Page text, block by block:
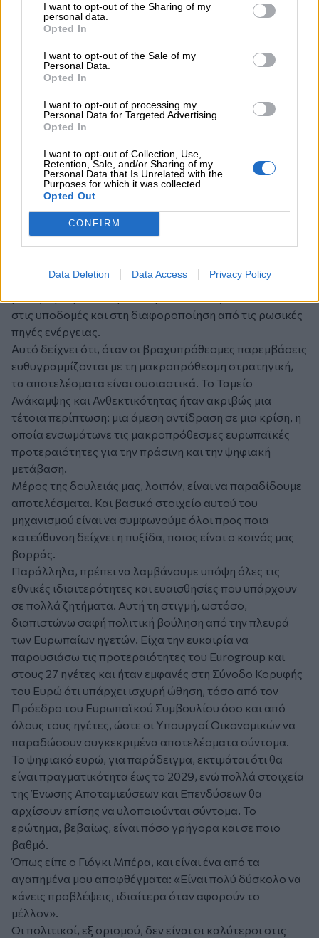
I want to opt-out of the Sharing of my
personal data.
Opted In
I want to opt-out of the Sale of my
Personal Data.
Opted In
I want to opt-out of processing my
Personal Data for Targeted Advertising.
Opted In
I want to opt-out of Collection, Use,
Retention, Sale, and/or Sharing of my
Personal Data that Is Unrelated with the
Purposes for which it was collected.
Opted Out
CONFIRM
Data Deletion Data Access Privacy Policy
επιτύχει άλλες χώρες σε διαφορετικούς τομείς.
Γενικότερα, παραμένω αισιόδοξος. Δεν θα ήθελα να
δουλειάς μου είναι να φέρνω αποτελέσματα και όχι να
περιγράφω απλώς πώς αυτά ενδέχεται να επιτευχθούν.
μπορούμε να ευθυγραμμίσουμε τις βραχυπρόθεσμες
αντιδράσεις μας στις πολλαπλές κρίσεις που
προτεραιότητες.
Για να είμαι ειλικρινής, τον τελευταίο χρόνο
παρουσιάσαμε μια ανάλυση για την
αποτελεσματικότητα των μέτρων που λάβαμε το 2022
στον τομέα της ενέργειας, με μεικτά συμπεράσματα.
Ωστόσο, ένα από τα βασικά ευρήματα ήταν ότι ο
12% μικρότερος εξαιτίας των μέτρων που έχει λάβει στο
μεταξύ η Ευρωπαϊκή Ένωση: επενδύσεις στα δίκτυα,
στις υποδομές και στη διαφοροποίηση από τις ρωσικές
πηγές ενέργειας.
Αυτό δείχνει ότι, όταν οι βραχυπρόθεσμες παρεμβάσεις
ευθυγραμμίζονται με τη μακροπρόθεσμη στρατηγική,
τα αποτελέσματα είναι ουσιαστικά. Το Ταμείο
Ανάκαμψης και Ανθεκτικότητας ήταν ακριβώς μια
τέτοια περίπτωση: μια άμεση αντίδραση σε μια κρίση, η
οποία ενσωμάτωνε τις μακροπρόθεσμες ευρωπαϊκές
προτεραιότητες για την πράσινη και την ψηφιακή
μετάβαση.
Μέρος της δουλειάς μας, λοιπόν, είναι να παραδίδουμε
αποτελέσματα. Και βασικό στοιχείο αυτού του
μηχανισμού είναι να συμφωνούμε όλοι προς ποια
κατεύθυνση δείχνει η πυξίδα, ποιος είναι ο κοινός μας
βορράς.
Παράλληλα, πρέπει να λαμβάνουμε υπόψη όλες τις
εθνικές ιδιαιτερότητες και ευαισθησίες που υπάρχουν
σε πολλά ζητήματα. Αυτή τη στιγμή, ωστόσο,
διαπιστώνω σαφή πολιτική βούληση από την πλευρά
των Ευρωπαίων ηγετών. Είχα την ευκαιρία να
παρουσιάσω τις προτεραιότητες του Eurogroup και
στους 27 ηγέτες και ήταν εμφανές στη Σύνοδο Κορυφής
του Ευρώ ότι υπάρχει ισχυρή ώθηση, τόσο από τον
Πρόεδρο του Ευρωπαϊκού Συμβουλίου όσο και από
όλους τους ηγέτες, ώστε οι Υπουργοί Οικονομικών να
παραδώσουν συγκεκριμένα αποτελέσματα σύντομα.
Το ψηφιακό ευρώ, για παράδειγμα, εκτιμάται ότι θα
είναι πραγματικότητα έως το 2029, ενώ πολλά στοιχεία
της Ένωσης Αποταμιεύσεων και Επενδύσεων θα
αρχίσουν επίσης να υλοποιούνται σύντομα. Το
ερώτημα, βεβαίως, είναι πόσο γρήγορα και σε ποιο
βαθμό.
Όπως είπε ο Γιόγκι Μπέρα, και είναι ένα από τα
αγαπημένα μου αποφθέγματα: «Είναι πολύ δύσκολο να
κάνεις προβλέψεις, ιδιαίτερα όταν αφορούν το
μέλλον».
Οι πολιτικοί, εξ ορισμού, δεν είναι οι καλύτεροι στις